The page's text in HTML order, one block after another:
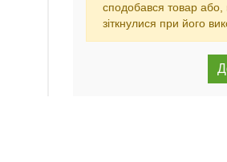
сподобався товар
зіткнулися при його